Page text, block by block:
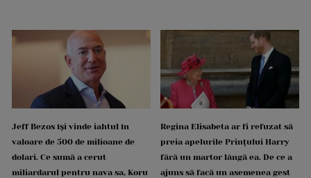
Jeff Bezos își vinde iahtul în
valoare de 500 de milioane de
dolari. Ce sumă a cerut
miliardarul pentru nava sa, Koru
Regina Elisabeta ar fi refuzat să
preia apelurile Prințului Harry
fără un martor lângă ea. De ce a
ajuns să facă un asemenea gest